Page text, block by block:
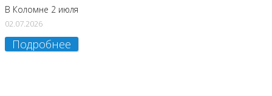
В Коломне 2 июля
02.07.2026
Подробнее